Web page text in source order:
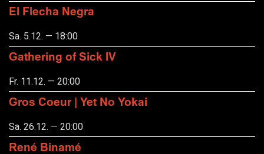
El Flecha Negra
Sa. 5.12. — 18:00
Gathering of Sick IV
Fr. 11.12. — 20:00
Gros Coeur | Yet No Yokai
Sa. 26.12. — 20:00
René Binamé